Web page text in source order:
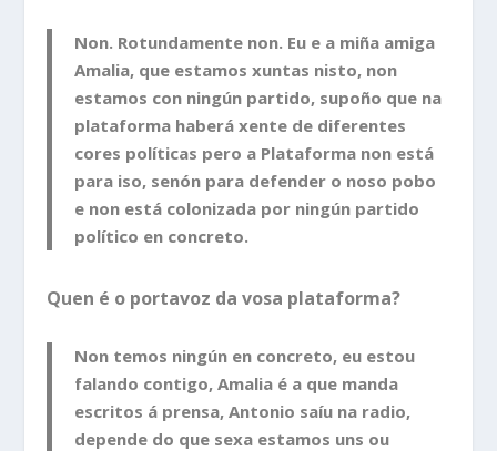
Non. Rotundamente non. Eu e a miña amiga
Amalia, que estamos xuntas nisto, non
estamos con ningún partido, supoño que na
plataforma haberá xente de diferentes
cores políticas pero a Plataforma non está
para iso, senón para defender o noso pobo
e non está colonizada por ningún partido
político en concreto.
Quen é o portavoz da vosa plataforma?
Non temos ningún en concreto, eu estou
falando contigo, Amalia é a que manda
escritos á prensa, Antonio saíu na radio,
depende do que sexa estamos uns ou